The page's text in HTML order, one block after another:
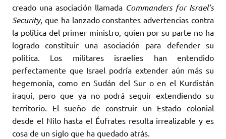
creado una asociación llamada Commanders for Israel’s
Security, que ha lanzado constantes advertencias contra
la política del primer ministro, quien por su parte no ha
logrado constituir una asociación para defender su
política. Los militares israelíes han entendido
perfectamente que Israel podría extender aún más su
hegemonía, como en Sudán del Sur o en el Kurdistán
iraquí, pero que ya no podrá seguir extendiendo su
territorio. El sueño de construir un Estado colonial
desde el Nilo hasta el Éufrates resulta irrealizable y es
cosa de un siglo que ha quedado atrás.